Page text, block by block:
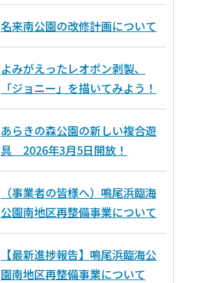
名来南公園の改修計画について
よみがえったレオポン剥製、
「ジョニー」を描いてみよう！
あらきの森公園の新しい複合遊
具 2026年3月5日開放！
（事業者の皆様へ）鳴尾浜臨海
公園南地区再整備事業について
【最新進捗報告】鳴尾浜臨海公
園南地区再整備事業について